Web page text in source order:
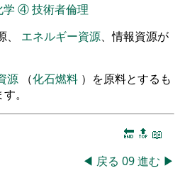
学 ④技術者倫理
、 エネルギー資源、情報資源が
源 （化石燃料 ）を原料とするも
。
🔚 🔝 📖
◀ 戻る 09進む ▶